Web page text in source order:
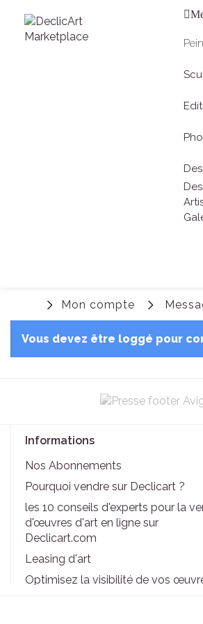
Mon compte
Vous devez être loggé pour
Informations
Nos Abonnements
Pourquoi vendre sur Declicart ?
les 10 conseils d'experts pour la
d'œuvres d'art en ligne sur
Declicart.com
Leasing d'art
Optimisez la visibilité de vos